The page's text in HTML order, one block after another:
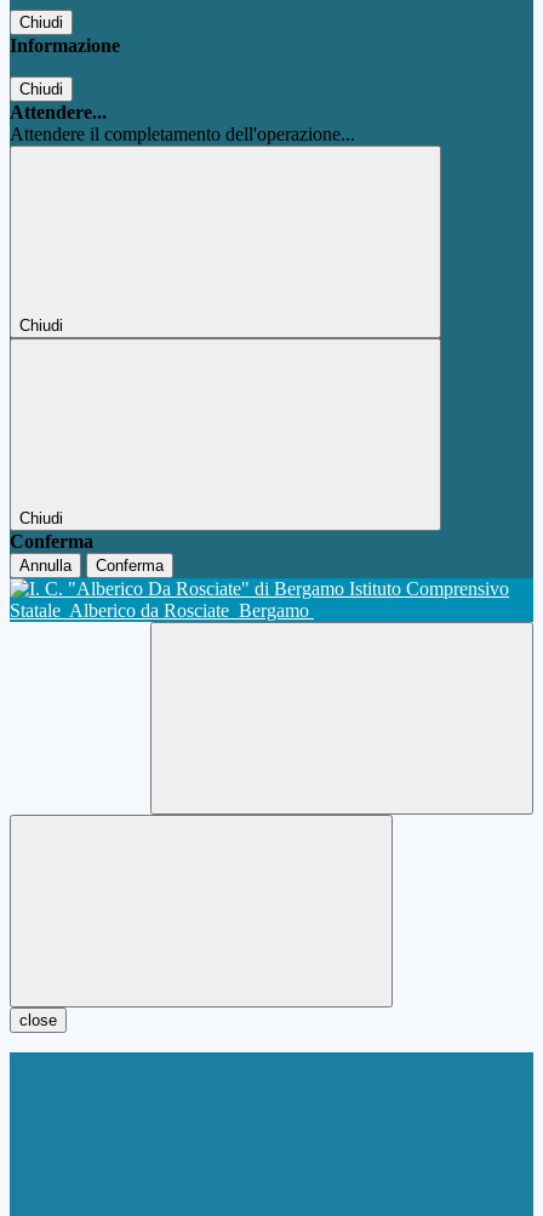
Chiudi
Informazione
Chiudi
Attendere...
Attendere il completamento dell'operazione...
Chiudi
Chiudi
Conferma
Annulla Conferma
Istituto Comprensivo
Statale Alberico da Rosciate Bergamo
close